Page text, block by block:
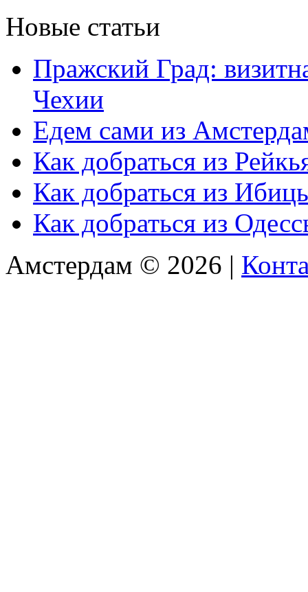
Новые статьи
Пражский Град:
Чехии
Едем сами из
Как добраться из
Как добраться из
Как добраться из
Амстердам © 2026 |